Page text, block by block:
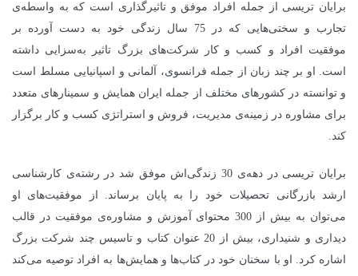
برایان تریسی از جمله افراد موفق و تاثیرگذاری است که به واسطه‌ی
تجارب و سختی‌هایی که در 75 سال زندگی خود به دست آورده بر
موفقیت افراد و کسب‌ و کار شرکت‌های بزرگ تاثیر به‌سزایی داشته
است. او بر چند زبان از جمله فرانسوی، آلمانی و اسپانیایی مسلط است
و توانسته در کشورهای مختلف از جمله ایران همایش و سمینارهای متعدد
برای مشاوره در زمینه‌ی مدیریت، فروش و استراتژی کسب‌ و کار برگزار
کند.
برایان تریسی در دهه‌ی 30 زندگی‌اش موفق شد در رشته‌ی کارشناسی
ارشد بازرگانی تحصیلات خود را به پایان برساند. از موفقیت‌های او
می‌توان به بیش از 300 محتوای آموزش و مشاوره‌ی موفقیت در قالب
دیداری و شنیداری، بیش از 20 عنوان کتاب و تاسیس چند شرکت بزرگ
اشاره کرد. او با سخنان خود در کتاب‌ها و همایش‌ها به افراد توصیه می‌کند